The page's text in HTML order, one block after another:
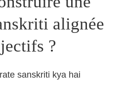
alignée
?
sanskriti kya hai